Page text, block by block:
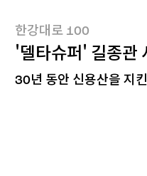
한강대로 100
'델타슈퍼' 길종관
30년 동안 신용산을 지